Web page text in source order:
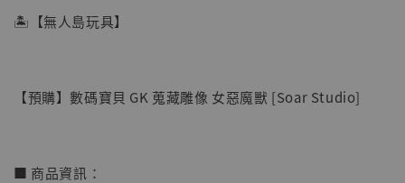
🏝【無人島玩具】
【預購】數碼寶貝 GK 蒐藏雕像 女惡魔獸 [Soar Studio]
■ 商品資訊：